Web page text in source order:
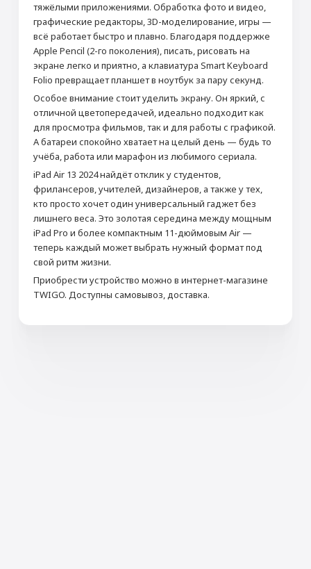
тяжёлыми приложениями. Обработка фото и видео,
графические редакторы, 3D-моделирование, игры —
всё работает быстро и плавно. Благодаря поддержке
Apple Pencil (2-го поколения), писать, рисовать на
экране легко и приятно, а клавиатура Smart Keyboard
Folio превращает планшет в ноутбук за пару секунд.
Особое внимание стоит уделить экрану. Он яркий, с
отличной цветопередачей, идеально подходит как
для просмотра фильмов, так и для работы с графикой.
А батареи спокойно хватает на целый день — будь то
учёба, работа или марафон из любимого сериала.
iPad Air 13 2024 найдёт отклик у студентов,
фрилансеров, учителей, дизайнеров, а также у тех,
кто просто хочет один универсальный гаджет без
лишнего веса. Это золотая середина между мощным
iPad Pro и более компактным 11-дюймовым Air —
теперь каждый может выбрать нужный формат под
свой ритм жизни.
Приобрести устройство можно в интернет-магазине
TWIGO. Доступны самовывоз, доставка.